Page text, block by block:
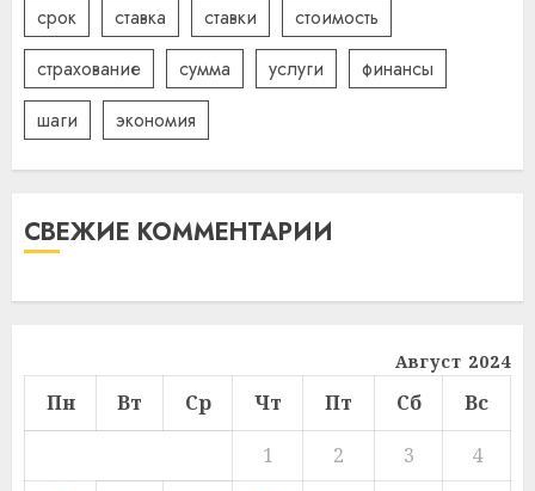
срок
ставка ставки
стоимость
страхование
сумма услуги
финансы
шаги
экономия
СВЕЖИЕ КОММЕНТАРИИ
Август 2024
Пн Вт Ср Чт Пт Сб
Вс
1
2 3
4